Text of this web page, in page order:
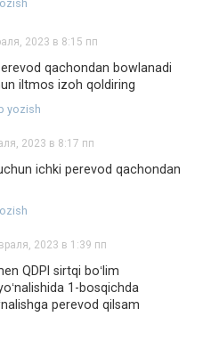
2023 в 8:15 пп
qachondan bowlanadi
iltmos izoh qoldiring
yozish
2023 в 8:17 пп
ichki perevod qachondan
2023 в 1:39 пп
QDPI sirtqi boʻlim
1-bosqichda
perevod qilsam